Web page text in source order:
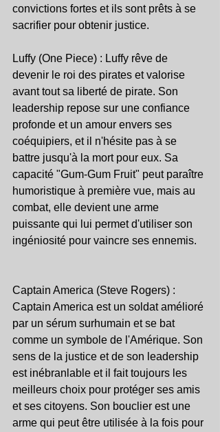
convictions fortes et ils sont prêts à se
sacrifier pour obtenir justice.
Luffy (One Piece) : Luffy rêve de
devenir le roi des pirates et valorise
avant tout sa liberté de pirate. Son
leadership repose sur une confiance
profonde et un amour envers ses
coéquipiers, et il n'hésite pas à se
battre jusqu'à la mort pour eux. Sa
capacité "Gum-Gum Fruit" peut paraître
humoristique à première vue, mais au
combat, elle devient une arme
puissante qui lui permet d'utiliser son
ingéniosité pour vaincre ses ennemis.
Captain America (Steve Rogers) :
Captain America est un soldat amélioré
par un sérum surhumain et se bat
comme un symbole de l'Amérique. Son
sens de la justice et de son leadership
est inébranlable et il fait toujours les
meilleurs choix pour protéger ses amis
et ses citoyens. Son bouclier est une
arme qui peut être utilisée à la fois pour